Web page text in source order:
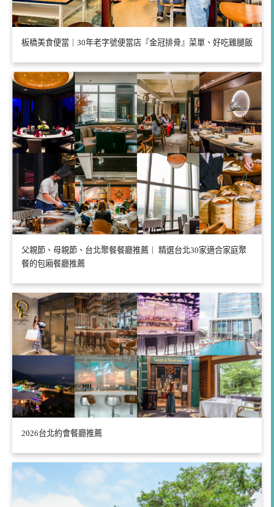
板橋美食便當｜30年老字號便當店『金冠排骨』菜單、好吃雞腿飯
父親節、母親節、台北聚餐餐廳推薦｜ 精選台北30家適合家庭聚
餐的包廂餐廳推薦
2026台北約會餐廳推薦